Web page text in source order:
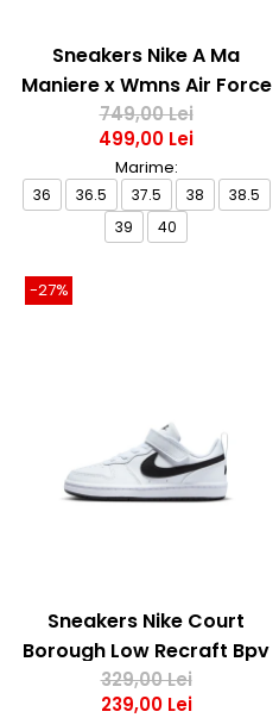
Sneakers Nike A Ma
Maniere x Wmns Air Force
1 Low 07
749,00 Lei
499,00 Lei
Marime:
36 36.5 37.5 38
38.5
39
40
-27%
Sneakers Nike Court
Borough Low Recraft Bpv
329,00 Lei
239,00 Lei